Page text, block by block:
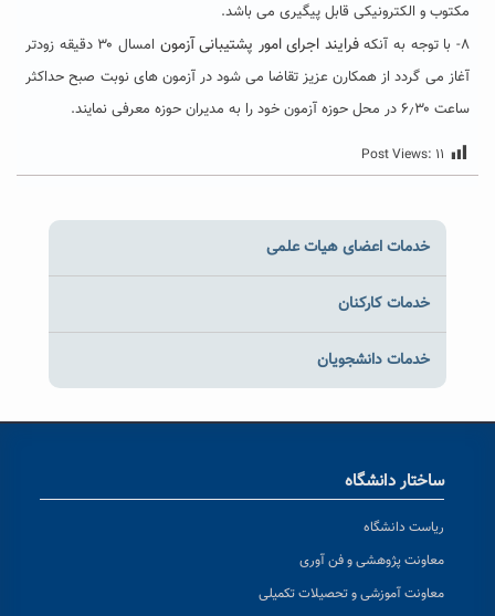
مکتوب و الکترونیکی قابل پیگیری می باشد.
۸- با توجه به آنکه
فرایند اجرای امور پشتیبانی آزمون
امسال ۳۰ دقیقه زودتر
آغاز می گردد از همکارن عزیز تقاضا می شود در آزمون های نوبت صبح حداکثر
ساعت ۶٫۳۰ در محل حوزه آزمون خود را به مدیران حوزه معرفی نمایند.
Post Views: ۱۱
خدمات اعضای هیات علمی
خدمات کارکنان
خدمات دانشجویان
ساختار دانشگاه
ریاست دانشگاه
معاونت پژوهشی و فن آوری
معاونت آموزشی و تحصیلات تکمیلی